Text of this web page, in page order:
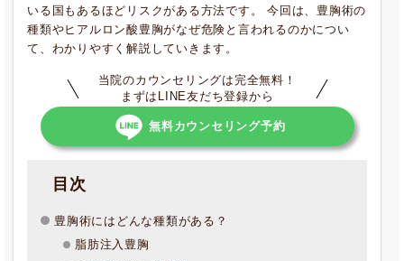
いる国もあるほどリスクがある方法です。 今回は、豊胸術の
種類やヒアルロン酸豊胸がなぜ危険と言われるのかについ
て、わかりやすく解説していきます。
当院のカウンセリングは完全無料！
まずはLINE友だち登録から
無料カウンセリング予約
目次
豊胸術にはどんな種類がある？
脂肪注入豊胸